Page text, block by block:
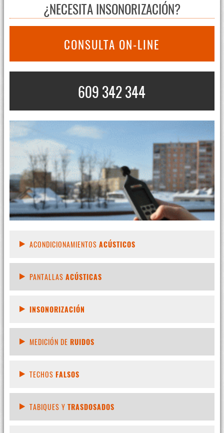
¿NECESITA INSONORIZACIÓN?
CONSULTA ON-LINE
609 342 344
ACONDICIONAMIENTOS ACÚSTICOS
PANTALLAS ACÚSTICAS
INSONORIZACIÓN
MEDICIÓN DE RUIDOS
TECHOS FALSOS
TABIQUES Y TRASDOSADOS